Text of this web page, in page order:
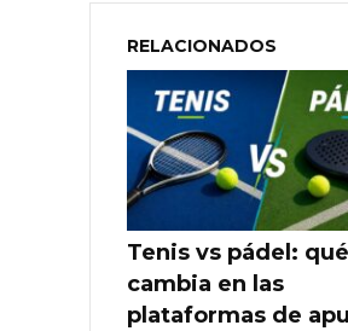
RELACIONADOS
Tenis vs pádel: qué
cambia en las
plataformas de